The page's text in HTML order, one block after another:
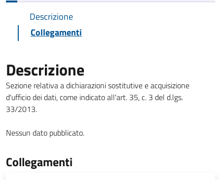
Descrizione
Collegamenti
Descrizione
Sezione relativa a dichiarazioni sostitutive e acquisizione
d'ufficio dei dati, come indicato all'art. 35, c. 3 del d.lgs.
33/2013.
Nessun dato pubblicato.
Collegamenti